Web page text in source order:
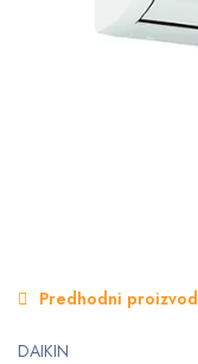
Predhodni proizvod
DAIKIN